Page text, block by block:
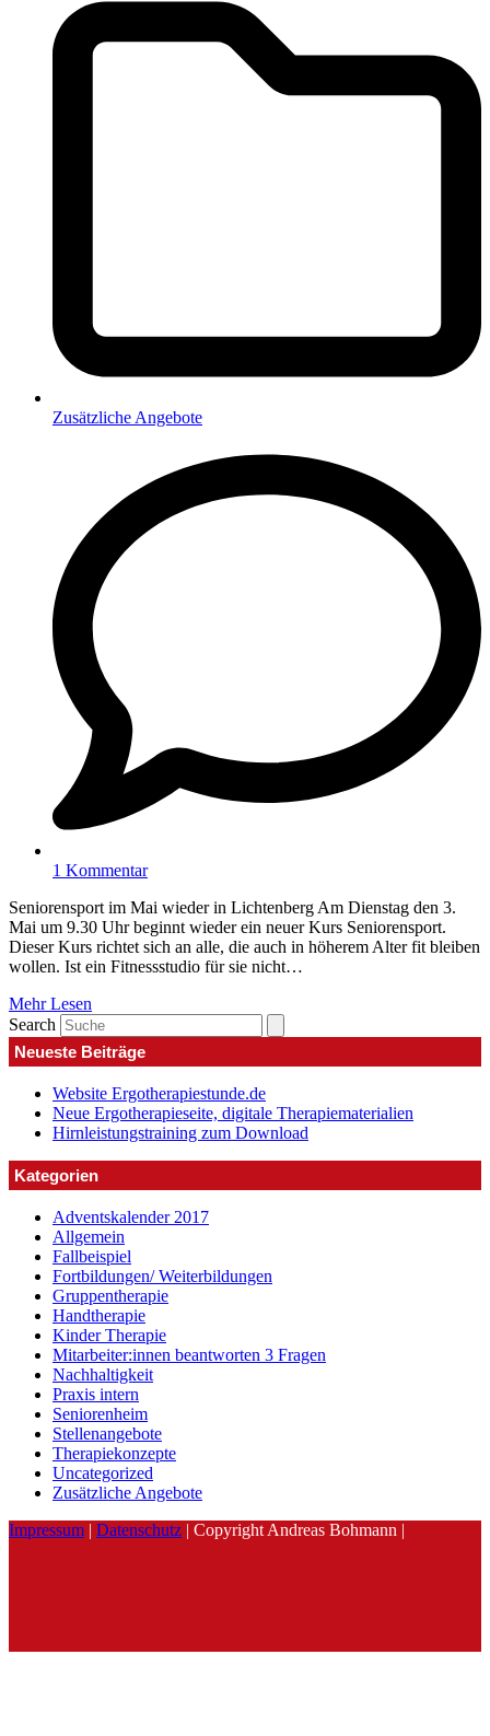
Zusätzliche Angebote
1 Kommentar
Seniorensport im Mai wieder in Lichtenberg Am Dienstag den 3.
Mai um 9.30 Uhr beginnt wieder ein neuer Kurs Seniorensport.
Dieser Kurs richtet sich an alle, die auch in höherem Alter fit bleiben
wollen. Ist ein Fitnessstudio für sie nicht…
Mehr Lesen
Search
Neueste Beiträge
Website Ergotherapiestunde.de
Neue Ergotherapieseite, digitale Therapiematerialien
Hirnleistungstraining zum Download
Kategorien
Adventskalender 2017
Allgemein
Fallbeispiel
Fortbildungen/ Weiterbildungen
Gruppentherapie
Handtherapie
Kinder Therapie
Mitarbeiter:innen beantworten 3 Fragen
Nachhaltigkeit
Praxis intern
Seniorenheim
Stellenangebote
Therapiekonzepte
Uncategorized
Zusätzliche Angebote
Impressum | Datenschutz | Copyright Andreas Bohmann |